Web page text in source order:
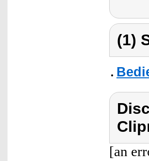
(1)
[an